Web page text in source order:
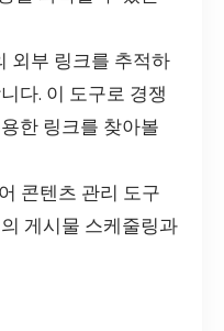
외부 링크를 추적하
다. 이 도구로 경쟁
한 링크를 찾아볼
콘텐츠 관리 도구
게시물 스케줄링과